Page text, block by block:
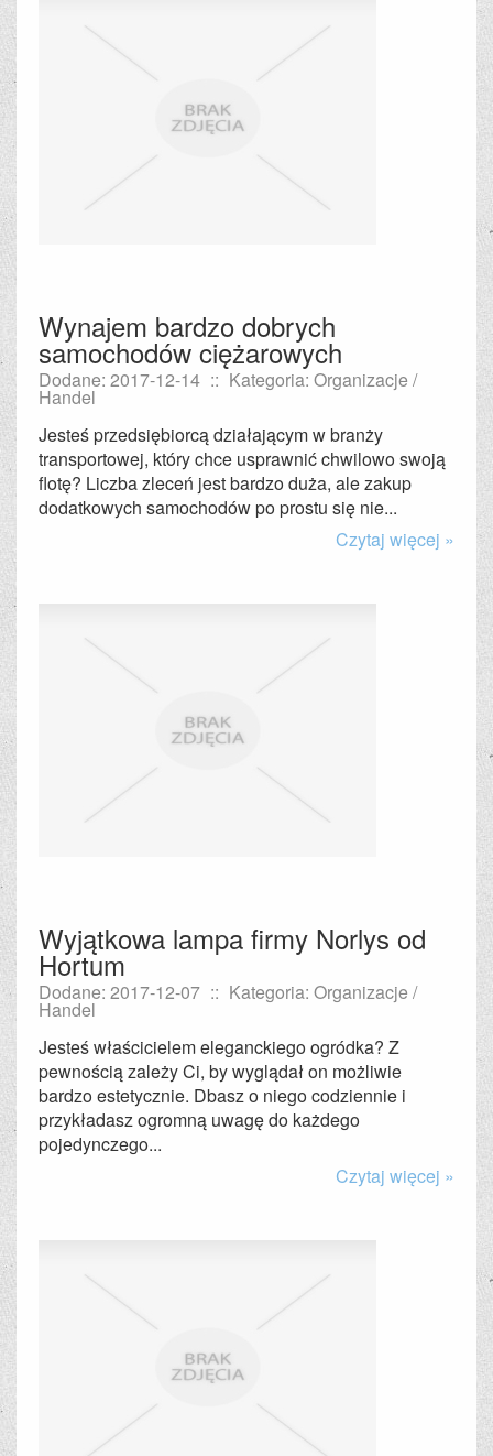
Wynajem bardzo dobrych
samochodów ciężarowych
Dodane: 2017-12-14 :: Kategoria: Organizacje /
Handel
Jesteś przedsiębiorcą działającym w branży
transportowej, który chce usprawnić chwilowo swoją
flotę? Liczba zleceń jest bardzo duża, ale zakup
dodatkowych samochodów po prostu się nie...
Czytaj więcej »
Wyjątkowa lampa firmy Norlys od
Hortum
Dodane: 2017-12-07 :: Kategoria: Organizacje /
Handel
Jesteś właścicielem eleganckiego ogródka? Z
pewnością zależy Ci, by wyglądał on możliwie
bardzo estetycznie. Dbasz o niego codziennie i
przykładasz ogromną uwagę do każdego
pojedynczego...
Czytaj więcej »